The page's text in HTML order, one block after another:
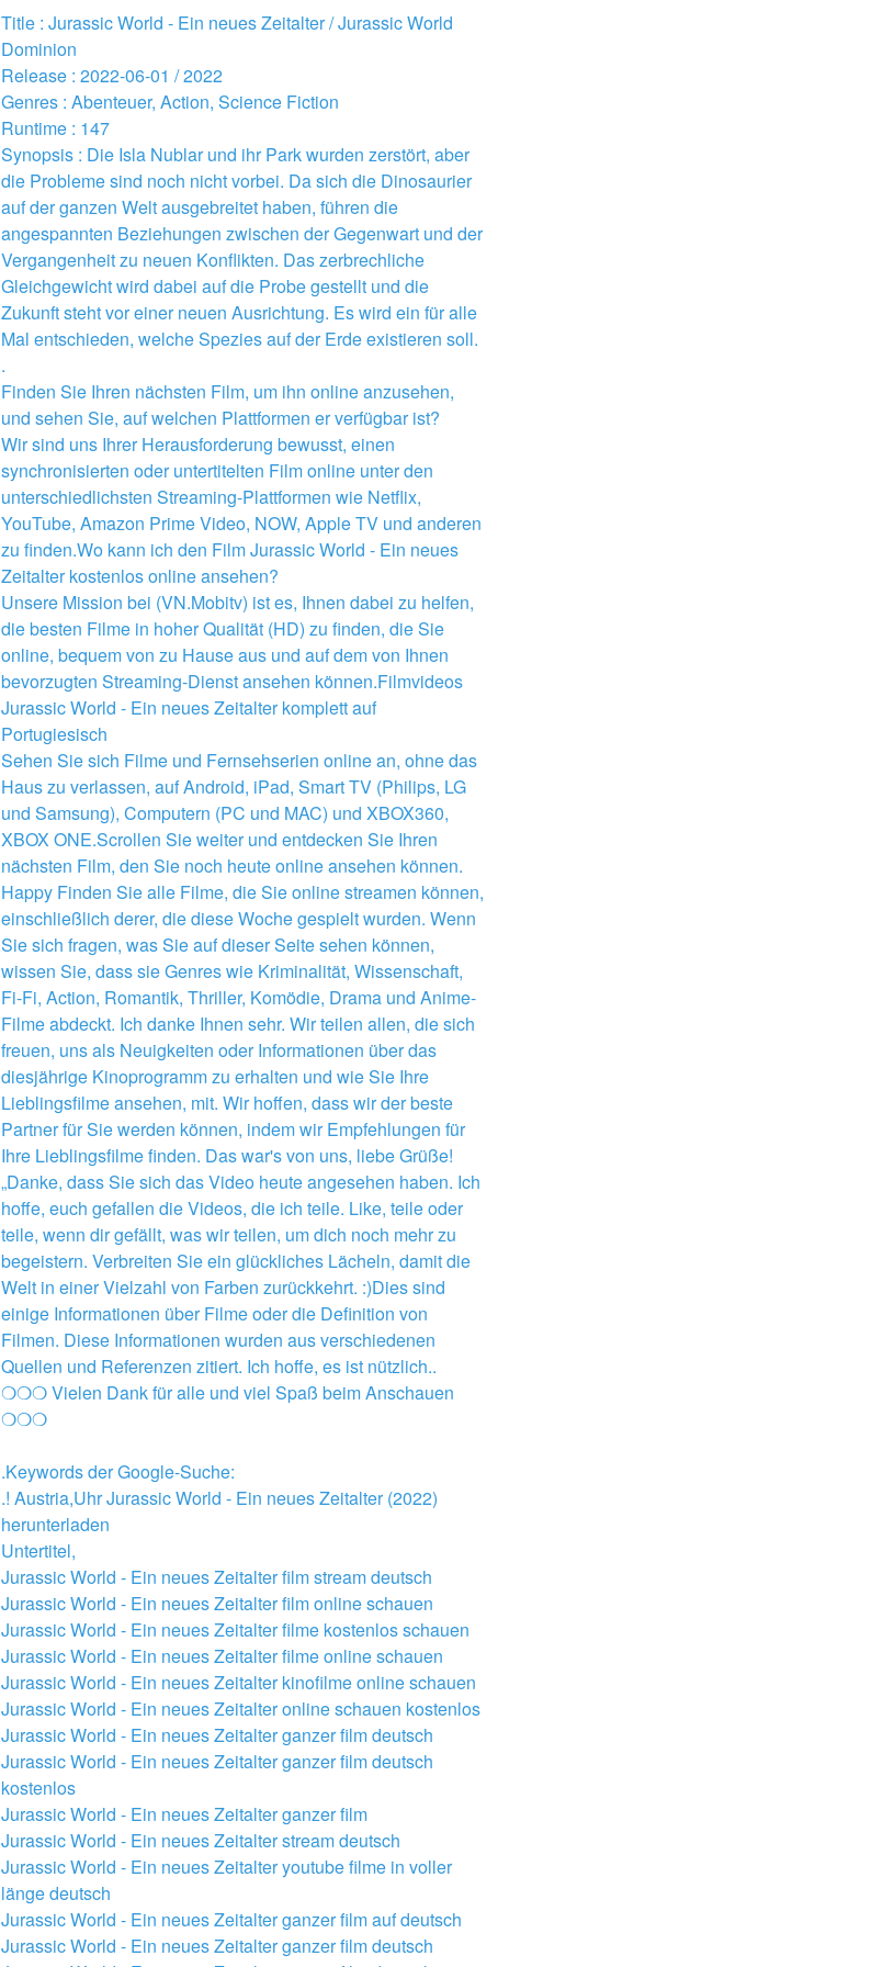
Title : Jurassic World - Ein neues Zeitalter / Jurassic World
Dominion
Release : 2022-06-01 / 2022
Genres : Abenteuer, Action, Science Fiction
Runtime : 147
Synopsis : Die Isla Nublar und ihr Park wurden zerstört, aber
die Probleme sind noch nicht vorbei. Da sich die Dinosaurier
auf der ganzen Welt ausgebreitet haben, führen die
angespannten Beziehungen zwischen der Gegenwart und der
Vergangenheit zu neuen Konflikten. Das zerbrechliche
Gleichgewicht wird dabei auf die Probe gestellt und die
Zukunft steht vor einer neuen Ausrichtung. Es wird ein für alle
Mal entschieden, welche Spezies auf der Erde existieren soll.
.
Finden Sie Ihren nächsten Film, um ihn online anzusehen,
und sehen Sie, auf welchen Plattformen er verfügbar ist?
Wir sind uns Ihrer Herausforderung bewusst, einen
synchronisierten oder untertitelten Film online unter den
unterschiedlichsten Streaming-Plattformen wie Netflix,
YouTube, Amazon Prime Video, NOW, Apple TV und anderen
zu finden.Wo kann ich den Film Jurassic World - Ein neues
Zeitalter kostenlos online ansehen?
Unsere Mission bei (VN.Mobitv) ist es, Ihnen dabei zu helfen,
die besten Filme in hoher Qualität (HD) zu finden, die Sie
online, bequem von zu Hause aus und auf dem von Ihnen
bevorzugten Streaming-Dienst ansehen können.Filmvideos
Jurassic World - Ein neues Zeitalter komplett auf
Portugiesisch
Sehen Sie sich Filme und Fernsehserien online an, ohne das
Haus zu verlassen, auf Android, iPad, Smart TV (Philips, LG
und Samsung), Computern (PC und MAC) und XBOX360,
XBOX ONE.Scrollen Sie weiter und entdecken Sie Ihren
nächsten Film, den Sie noch heute online ansehen können.
Happy Finden Sie alle Filme, die Sie online streamen können,
einschließlich derer, die diese Woche gespielt wurden. Wenn
Sie sich fragen, was Sie auf dieser Seite sehen können,
wissen Sie, dass sie Genres wie Kriminalität, Wissenschaft,
Fi-Fi, Action, Romantik, Thriller, Komödie, Drama und Anime-
Filme abdeckt. Ich danke Ihnen sehr. Wir teilen allen, die sich
freuen, uns als Neuigkeiten oder Informationen über das
diesjährige Kinoprogramm zu erhalten und wie Sie Ihre
Lieblingsfilme ansehen, mit. Wir hoffen, dass wir der beste
Partner für Sie werden können, indem wir Empfehlungen für
Ihre Lieblingsfilme finden. Das war's von uns, liebe Grüße!
„Danke, dass Sie sich das Video heute angesehen haben. Ich
hoffe, euch gefallen die Videos, die ich teile. Like, teile oder
teile, wenn dir gefällt, was wir teilen, um dich noch mehr zu
begeistern. Verbreiten Sie ein glückliches Lächeln, damit die
Welt in einer Vielzahl von Farben zurückkehrt. :)Dies sind
einige Informationen über Filme oder die Definition von
Filmen. Diese Informationen wurden aus verschiedenen
Quellen und Referenzen zitiert. Ich hoffe, es ist nützlich..
❍❍❍ Vielen Dank für alle und viel Spaß beim Anschauen
❍❍❍
.Keywords der Google-Suche:
.! Austria,Uhr Jurassic World - Ein neues Zeitalter (2022)
herunterladen
Untertitel,
Jurassic World - Ein neues Zeitalter film stream deutsch
Jurassic World - Ein neues Zeitalter film online schauen
Jurassic World - Ein neues Zeitalter filme kostenlos schauen
Jurassic World - Ein neues Zeitalter filme online schauen
Jurassic World - Ein neues Zeitalter kinofilme online schauen
Jurassic World - Ein neues Zeitalter online schauen kostenlos
Jurassic World - Ein neues Zeitalter ganzer film deutsch
Jurassic World - Ein neues Zeitalter ganzer film deutsch
kostenlos
Jurassic World - Ein neues Zeitalter ganzer film
Jurassic World - Ein neues Zeitalter stream deutsch
Jurassic World - Ein neues Zeitalter youtube filme in voller
länge deutsch
Jurassic World - Ein neues Zeitalter ganzer film auf deutsch
Jurassic World - Ein neues Zeitalter ganzer film deutsch